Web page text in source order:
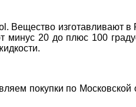
Вещество изготавливают
минус 20 до плюс 100
покупки по